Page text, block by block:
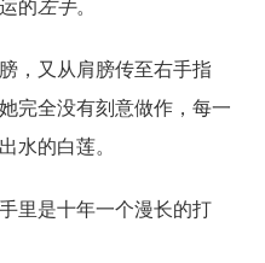
，又从肩膀传至右手指
完全没有刻意做作，每一
水的白莲。
里是十年一个漫长的打